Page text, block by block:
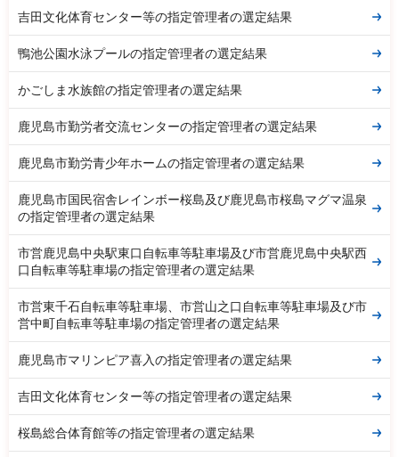
吉田文化体育センター等の指定管理者の選定結果
鴨池公園水泳プールの指定管理者の選定結果
かごしま水族館の指定管理者の選定結果
鹿児島市勤労者交流センターの指定管理者の選定結果
鹿児島市勤労青少年ホームの指定管理者の選定結果
鹿児島市国民宿舎レインボー桜島及び鹿児島市桜島マグマ温泉
の指定管理者の選定結果
市営鹿児島中央駅東口自転車等駐車場及び市営鹿児島中央駅西
口自転車等駐車場の指定管理者の選定結果
市営東千石自転車等駐車場、市営山之口自転車等駐車場及び市
営中町自転車等駐車場の指定管理者の選定結果
鹿児島市マリンピア喜入の指定管理者の選定結果
吉田文化体育センター等の指定管理者の選定結果
桜島総合体育館等の指定管理者の選定結果